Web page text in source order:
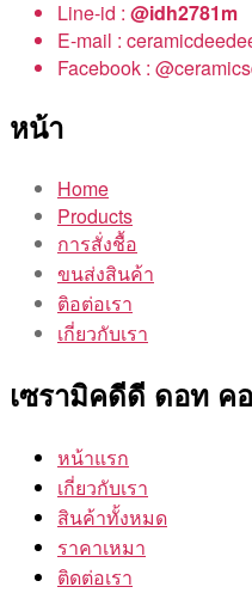
Line-id : @idh2781m
E-mail :
Facebook :
หน้า
Home
Products
การสั่งชื้อ
ขนส่งสินค้า
ติอต่อเรา
เกี่ยวกับเรา
เซรามิคดีดี ดอท ค
หน้าแรก
เกี่ยวกับเรา
สินค้าทั้งหมด
ราคาเหมา
ติดต่อเรา